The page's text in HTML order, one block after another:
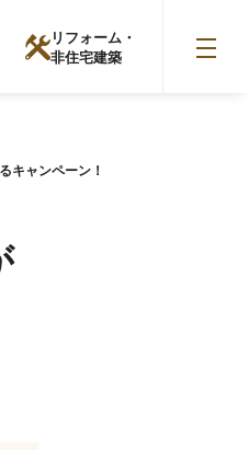
リフォーム・
非住宅建築
キャンペーン！